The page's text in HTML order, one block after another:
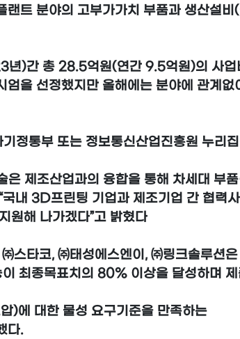
랜트 분야의 고부가가치 부품과 생산설
년)간 총 28.5억원(연간 9.5억원)의 사업
을 선정했지만 올해에는 분야에 관계
정통부 또는 정보통신산업진흥원 누리
제조산업과의 융합을 통해 차세대 부
내 3D프린팅 기업과 제조기업 간 협력
원해 나가겠다”고 밝혔다
스타코, ㈜태성에스엔이, ㈜링크솔루션은
최종목표치의 80% 이상을 달성하며
)에 대한 물성 요구기준을 만족하는
다.